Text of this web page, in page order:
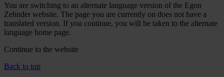
You are switching to an alternate language version of the Egon
Zehnder website. The page you are currently on does not have a
translated version. If you continue, you will be taken to the alternate
language home page.
Continue to the website
Back to top